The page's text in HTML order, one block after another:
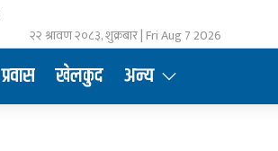
२२ श्रावण २०८३, शुक्रबार | Fri Aug 7 2026
प्रवास खेलकुद अन्य